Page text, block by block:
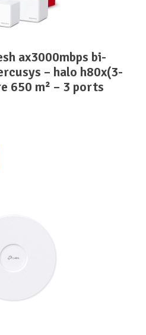
– halo h80x(3-
650 m² – 3 ports